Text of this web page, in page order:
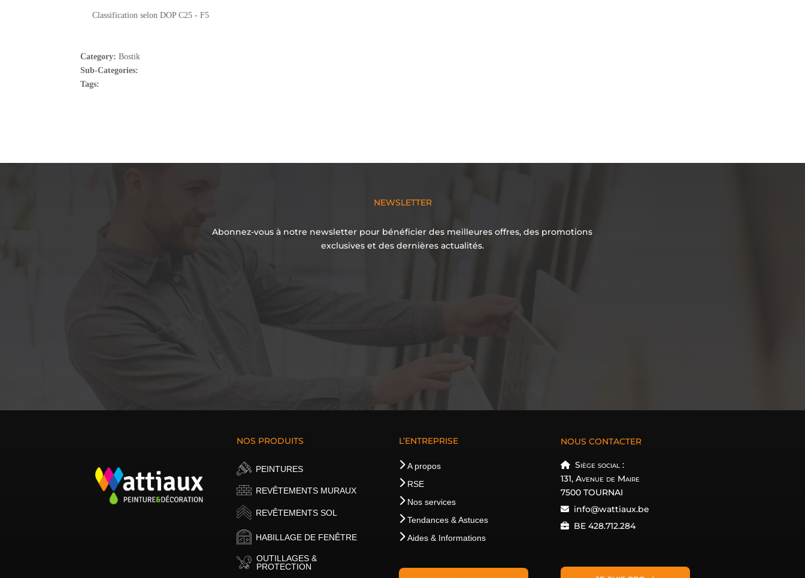
Classification selon DOP C25 - F5
Category:Bostik
Sub-Categories:
Tags:
NEWSLETTER
Abonnez-vous à notre newsletter pour bénéficier des meilleures offres, des promotions
exclusives et des dernières actualités.
NOS PRODUITS
PEINTURES
REVÊTEMENTS MURAUX
REVÊTEMENTS SOL
HABILLAGE DE FENÊTRE
OUTILLAGES &
PROTECTION
L’ENTREPRISE
A propos
RSE
Nos services
Tendances & Astuces
Aides & Informations
NOUS CONTACTER
Siège social :
131, Avenue de Maire
7500 TOURNAI
info@wattiaux.be
BE 428.712.284